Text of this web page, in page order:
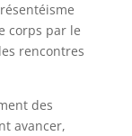
corps par le
rencontres
des
avancer,